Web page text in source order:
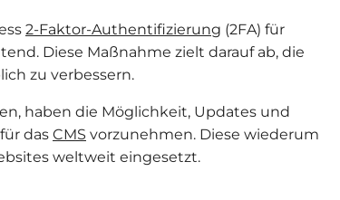
2-Faktor-Authentifizierung (2FA) für
Diese Maßnahme zielt darauf ab, die
zu verbessern.
haben die Möglichkeit, Updates und
das CMS vorzunehmen. Diese wiederum
weltweit eingesetzt.